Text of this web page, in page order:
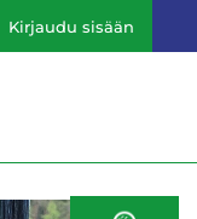
Kirjaudu sisään